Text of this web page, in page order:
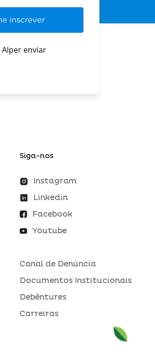
Alper enviar
Siga-nos
Instagram
Linkedin
Facebook
Youtube
Canal de Denúncia
Documentos Institucionais
Debêntures
Carreiras